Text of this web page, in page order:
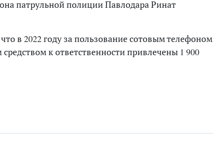
патрульной полиции Павлодара Ринат
в 2022 году за пользование сотовым телефоном
к ответственности привлечены 1 900